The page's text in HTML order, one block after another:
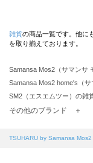
雑貨の商品一覧です。他に
を取り揃えております。
Samansa Mos2（サマンサ
Samansa Mos2 home's（
SM2（エスエムツー）の雑
TSUHARU by Samansa
Samansa Mos2 blue（サマ
その他のブランド ＋
TSUHARU by Samansa Mos2